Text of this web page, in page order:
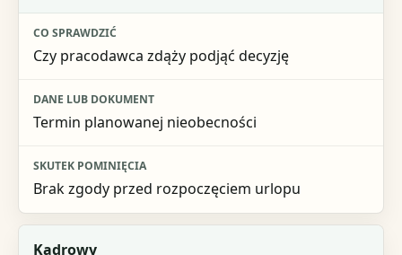
Czy pracodawca zdąży podjąć decyzję
Termin planowanej nieobecności
Brak zgody przed rozpoczęciem urlopu
Kadrowy